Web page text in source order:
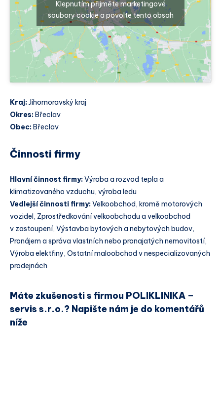
Klepnutím přijměte marketingové
soubory cookie a povolte tento obsah
Kraj:Jihomoravský kraj
Okres: Břeclav
Obec: Břeclav
Činnosti firmy
Hlavní činnost firmy:Výroba a rozvod tepla a
klimatizovaného vzduchu, výroba ledu
Vedlejší činnosti firmy:Velkoobchod, kromě motorových
vozidel, Zprostředkování velkoobchodu a velkoobchod
v zastoupení, Výstavba bytových a nebytových budov,
Pronájem a správa vlastních nebo pronajatých nemovitostí,
Výroba elektřiny, Ostatní maloobchod v nespecializovaných
prodejnách
Máte zkušenosti s firmou POLIKLINIKA –
servis s.r.o.? Napište nám je do komentářů
níže